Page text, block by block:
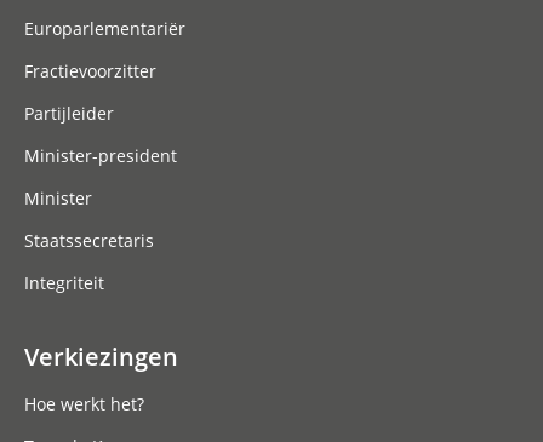
Europarlementariër
Fractievoorzitter
Partijleider
Minister-president
Minister
Staatssecretaris
Integriteit
Verkiezingen
Hoe werkt het?